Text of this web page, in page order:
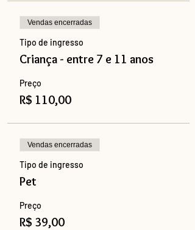
Vendas encerradas
Tipo de ingresso
Criança - entre 7 e 11 anos
Preço
R$ 110,00
Vendas encerradas
Tipo de ingresso
Pet
Preço
R$ 39,00